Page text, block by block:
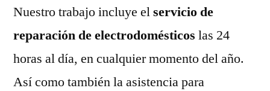
Nuestro trabajo incluye elservicio de
reparación de electrodomésticos las 24
horas al día, en cualquier momento del año.
Así como también la asistencia para